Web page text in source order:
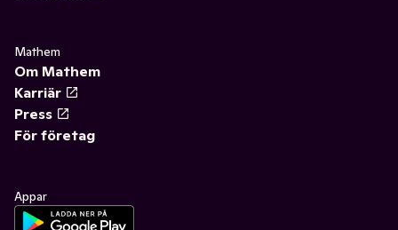
Mathem
Om Mathem
Karriär
Press
För företag
Appar